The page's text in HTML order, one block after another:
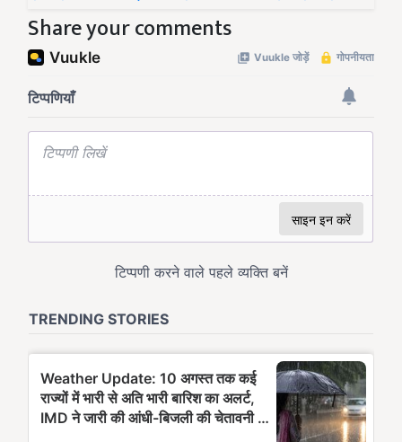
Share your comments